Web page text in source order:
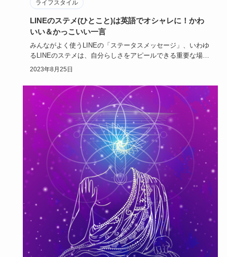
ライフスタイル
LINEのステメ(ひとこと)は英語でオシャレに！かわ
いい＆かっこいい一言
みんながよく使うLINEの「ステータスメッセージ」、いわゆ
るLINEのステメは、自分らしさをアピールできる重要な場所
です。…
2023年8月25日